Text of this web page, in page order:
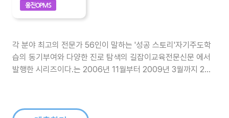
웅진OPMS
각 분야 최고의 전문가 56인이 말하는 '성공 스토리'자기주도학
습의 동기부여와 다양한 진로 탐색의 길잡이교육전문신문 에서
발행한 시리즈이다.는 2006년 11월부터 2009년 3월까지 2년